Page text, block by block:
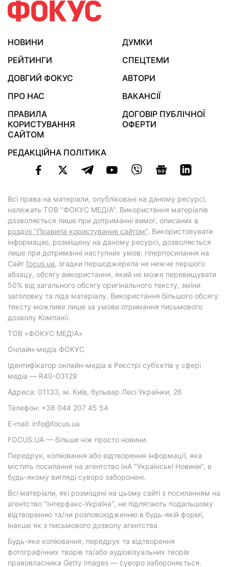
НОВИНИ
ДУМКИ
РЕЙТИНГИ
СПЕЦТЕМИ
ДОВГИЙ ФОКУС
АВТОРИ
ПРО НАС
ВАКАНСІЇ
ПРАВИЛА
КОРИСТУВАННЯ
САЙТОМ
ДОГОВІР ПУБЛІЧНОЇ
ОФЕРТИ
РЕДАКЦІЙНА ПОЛІТИКА
Всі права на матеріали, опубліковані на даному ресурсі,
належать ТОВ "ФОКУС МЕДІА". Використання матеріалів
дозволяється лише при дотриманні вимог, описаних в
розділі "Правила користування сайтом". Використовувати
інформацію, розміщену на даному ресурсі, дозволяється
лише при дотриманні наступних умов: гіперпосилання на
Cайт focus.ua, згадки першоджерела не нижче першого
абзацу, обсягу використання, який не може перевищувати
50% від загального обсягу оригінального тексту, зміни
заголовку та ліда матеріалу. Використання більшого обсягу
тексту можливе лише за умови отримання письмового
дозволу Компанії.
ТОВ «ФОКУС МЕДІА»
Онлайн-медіа ФОКУС
Ідентифікатор онлайн-медіа в Реєстрі суб’єктів у сфері
медіа — R40-03129
Адреса: 01133, м. Київ, бульвар Лесі Українки, 26
Телефон: +38 044 207 45 54
E-mail: info@focus.ua
FOCUS.UA — більше ніж просто новини.
Передрук, копіювання або відтворення інформації, яка
містить посилання на агентство ІнА "Українські Новини", в
будь-якому вигляді суворо заборонені.
Всі матеріали, які розміщені на цьому сайті з посиланням на
агентство "Інтерфакс-Україна", не підлягають подальшому
відтворенню та/чи розповсюдженню в будь-якій формі,
інакше як з письмового дозволу агентства.
Будь-яке копіювання, передрук та відтворення
фотографічних творів та/або аудіовізуальних творів
правовласника Getty Images — суворо забороняється.